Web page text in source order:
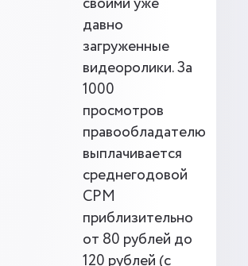
давно
загруженные
видеоролики. За
1000
просмотров
правообладателю
выплачивается
среднегодовой
CPM
приблизительно
от 80 рублей до
120 рублей (с